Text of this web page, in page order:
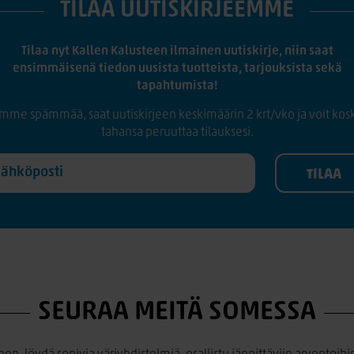
TILAA UUTISKIRJEEMME
Tilaa nyt Kallen Kalusteen ilmainen uutiskirje, niin saat
ensimmäisenä tiedon uusista tuotteista, tarjouksista sekä
tapahtumista!
spämmää, saat uutiskirjeen keskimäärin 2 krt/vko ja voit
tahansa peruuttaa tilauksesi.
SEURAA MEITÄ SOMESSA